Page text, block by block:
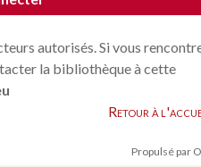
autorisés. Si vous
la bibliothèque à cette
Retour à
Propulsé par